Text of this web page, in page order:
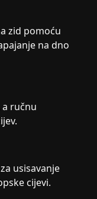
zid pomoću
na dno
ručnu
usisavanje
cijevi.